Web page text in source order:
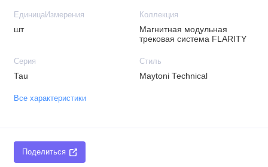
ЕдиницаИзмерения
шт
Коллекция
Магнитная модульная
трековая система FLARITY
Серия
Tau
Стиль
Maytoni Technical
Все характеристики
Поделиться